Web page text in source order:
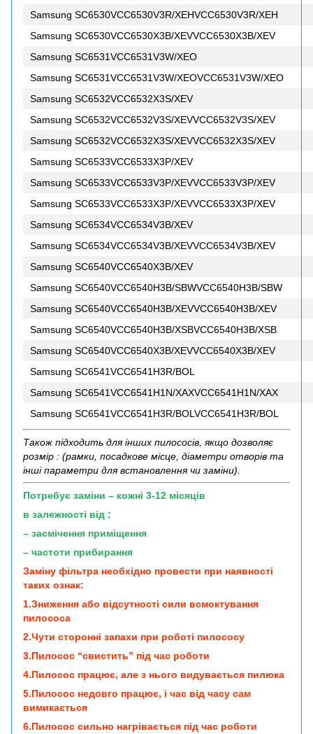
Samsung SC6530VCC6530V3R/XEHVCC6530V3R/XEH
Samsung SC6530VCC6530X3B/XEVVCC6530X3B/XEV
Samsung SC6531VCC6531V3W/XEO
Samsung SC6531VCC6531V3W/XEOVCC6531V3W/XEO
Samsung SC6532VCC6532X3S/XEV
Samsung SC6532VCC6532V3S/XEVVCC6532V3S/XEV
Samsung SC6532VCC6532X3S/XEVVCC6532X3S/XEV
Samsung SC6533VCC6533X3P/XEV
Samsung SC6533VCC6533V3P/XEVVCC6533V3P/XEV
Samsung SC6533VCC6533X3P/XEVVCC6533X3P/XEV
Samsung SC6534VCC6534V3B/XEV
Samsung SC6534VCC6534V3B/XEVVCC6534V3B/XEV
Samsung SC6540VCC6540X3B/XEV
Samsung SC6540VCC6540H3B/SBWVCC6540H3B/SBW
Samsung SC6540VCC6540H3B/XEVVCC6540H3B/XEV
Samsung SC6540VCC6540H3B/XSBVCC6540H3B/XSB
Samsung SC6540VCC6540X3B/XEVVCC6540X3B/XEV
Samsung SC6541VCC6541H3R/BOL
Samsung SC6541VCC6541H1N/XAXVCC6541H1N/XAX
Samsung SC6541VCC6541H3R/BOLVCC6541H3R/BOL
Також підходить для інших пилососів, якщо дозволяє
розмір : (рамки, посадкове місце, діаметри отворів та
інші параметри для встановлення чи заміни).
Потребує заміни – кожні 3-12 місяців
в залежності від :
– засмічення приміщення
– частоти прибирання
Заміну фільтра необхідно провести при наявності
таких ознак:
1.Зниження або відсутності сили всмоктування
пилососа
2.Чути сторонні запахи при роботі пилососу
3.Пилосос “свистить” під час роботи
4.Пилосос працює, але з нього видувається пилюка
5.Пилосос недовго працює, і час від часу сам
вимикається
6.Пилосос сильно нагрівається під час роботи